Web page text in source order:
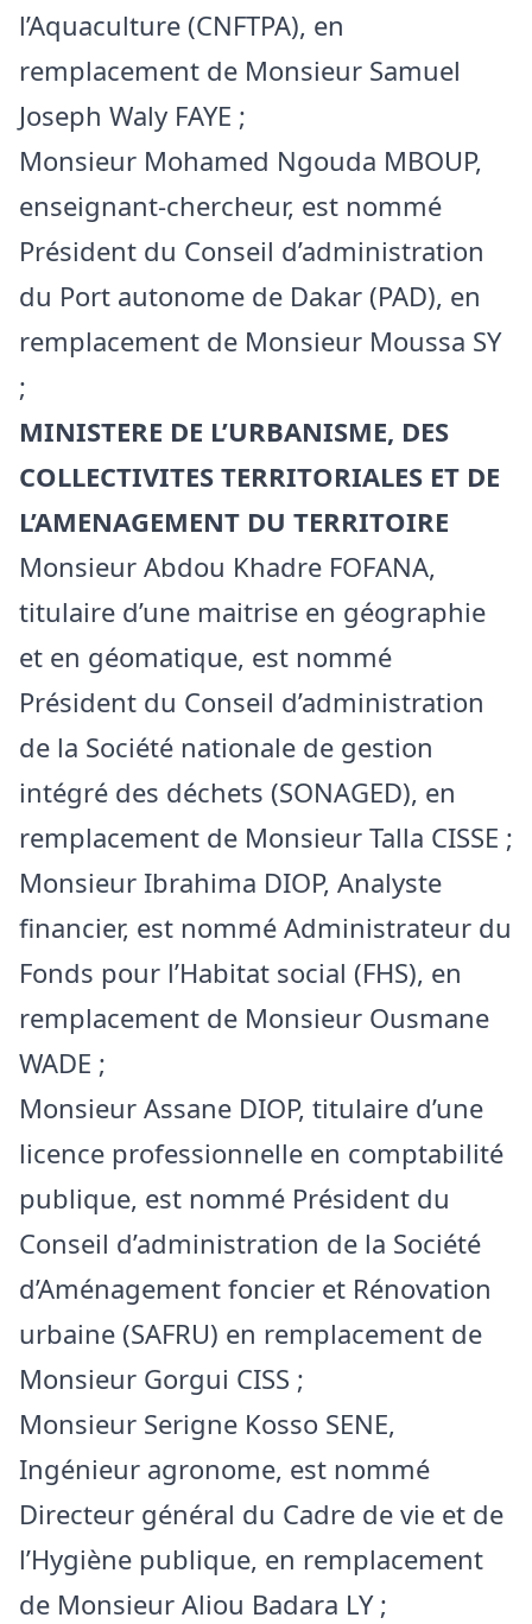
l’Aquaculture (CNFTPA), en
remplacement de Monsieur Samuel
Joseph Waly FAYE ;
Monsieur Mohamed Ngouda MBOUP,
enseignant-chercheur, est nommé
Président du Conseil d’administration
du Port autonome de Dakar (PAD), en
remplacement de Monsieur Moussa SY
;
MINISTERE DE L’URBANISME, DES
COLLECTIVITES TERRITORIALES ET DE
L’AMENAGEMENT DU TERRITOIRE
Monsieur Abdou Khadre FOFANA,
titulaire d’une maitrise en géographie
et en géomatique, est nommé
Président du Conseil d’administration
de la Société nationale de gestion
intégré des déchets (SONAGED), en
remplacement de Monsieur Talla CISSE ;
Monsieur Ibrahima DIOP, Analyste
financier, est nommé Administrateur du
Fonds pour l’Habitat social (FHS), en
remplacement de Monsieur Ousmane
WADE ;
Monsieur Assane DIOP, titulaire d’une
licence professionnelle en comptabilité
publique, est nommé Président du
Conseil d’administration de la Société
d’Aménagement foncier et Rénovation
urbaine (SAFRU) en remplacement de
Monsieur Gorgui CISS ;
Monsieur Serigne Kosso SENE,
Ingénieur agronome, est nommé
Directeur général du Cadre de vie et de
l’Hygiène publique, en remplacement
de Monsieur Aliou Badara LY ;